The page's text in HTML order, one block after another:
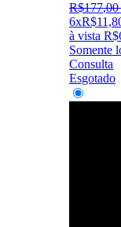
R$177,00
6xR$
à vista R$
Somente
Consulta
Esgotado